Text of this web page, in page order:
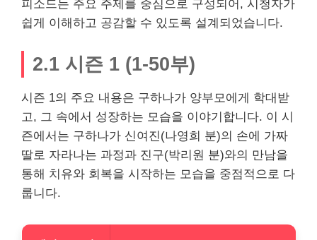
피소드는 주요 주제를 중심으로 구성되어, 시청자가
쉽게 이해하고 공감할 수 있도록 설계되었습니다.
2.1 시즌 1 (1-50부)
시즌 1의 주요 내용은 구하나가 양부모에게 학대받
고, 그 속에서 성장하는 모습을 이야기합니다. 이 시
즌에서는 구하나가 신여진(나영희 분)의 손에 가짜
딸로 자라나는 과정과 진구(박리원 분)와의 만남을
통해 치유와 회복을 시작하는 모습을 중점적으로 다
룹니다.